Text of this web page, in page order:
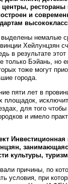
центры,
и
выделены немалые
Хейлунцзян
в результате
только Бэйань, но
тоже могут
города.
пяти лет в
площадок,
для того
и имело
Инвестиционная
культуры,
причины, по
условия, при